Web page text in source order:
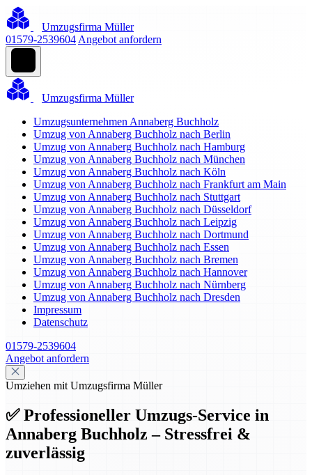
Umzugsfirma Müller
01579-2539604 Angebot anfordern
Umzugsfirma Müller
Umzugsunternehmen Annaberg Buchholz
Umzug von Annaberg Buchholz nach Berlin
Umzug von Annaberg Buchholz nach Hamburg
Umzug von Annaberg Buchholz nach München
Umzug von Annaberg Buchholz nach Köln
Umzug von Annaberg Buchholz nach Frankfurt am Main
Umzug von Annaberg Buchholz nach Stuttgart
Umzug von Annaberg Buchholz nach Düsseldorf
Umzug von Annaberg Buchholz nach Leipzig
Umzug von Annaberg Buchholz nach Dortmund
Umzug von Annaberg Buchholz nach Essen
Umzug von Annaberg Buchholz nach Bremen
Umzug von Annaberg Buchholz nach Hannover
Umzug von Annaberg Buchholz nach Nürnberg
Umzug von Annaberg Buchholz nach Dresden
Impressum
Datenschutz
01579-2539604
Angebot anfordern
Umziehen mit Umzugsfirma Müller
✅ Professioneller Umzugs-Service in
Annaberg Buchholz – Stressfrei &
zuverlässig